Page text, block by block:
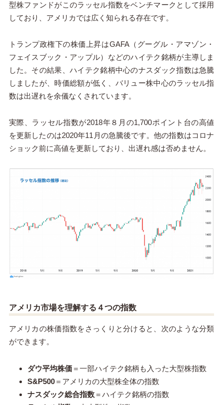
型株ファンドがこのラッセル指数をベンチマークとして採用
しており、アメリカでは広く知られる存在です。
トランプ政権下の株価上昇はGAFA（グーグル・アマゾン・
フェイスブック・アップル）などのハイテク銘柄が主導しま
した。その結果、ハイテク銘柄中心のナスダック指数は急騰
しましたが、時価総額が低く、バリュー株中心のラッセル指
数は出遅れを余儀なくされています。
実際、ラッセル指数が2018年８月の1,700ポイント台の高値
を更新したのは2020年11月の急騰後です。他の指数はコロナ
ショック前に高値を更新しており、出遅れ感は否めません。
アメリカ市場を理解する４つの指数
アメリカの株価指数をさっくりと分けると、次のような分類
ができます。
ダウ平均株価＝一部ハイテク銘柄も入った大型株指数
S&P500＝アメリカの大型株全体の指数
ナスダック総合指数＝ハイテク銘柄の指数